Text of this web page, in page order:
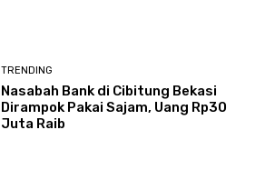
TRENDING
Nasabah Bank di Cibitung Bekasi
Dirampok Pakai Sajam, Uang Rp30
Juta Raib